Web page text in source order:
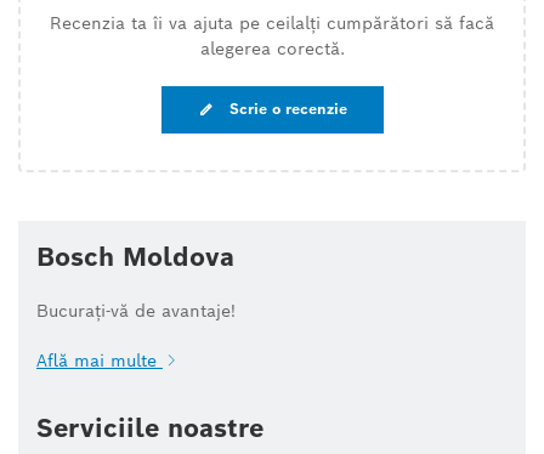
Recenzia ta îi va ajuta pe ceilalți cumpărători să facă
alegerea corectă.
Scrie o recenzie
Bosch Moldova
Bucurați-vă de avantaje!
Află mai multe
Serviciile noastre